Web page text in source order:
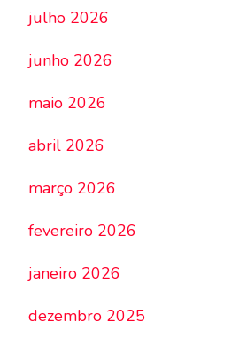
julho 2026
junho 2026
maio 2026
abril 2026
março 2026
fevereiro 2026
janeiro 2026
dezembro 2025